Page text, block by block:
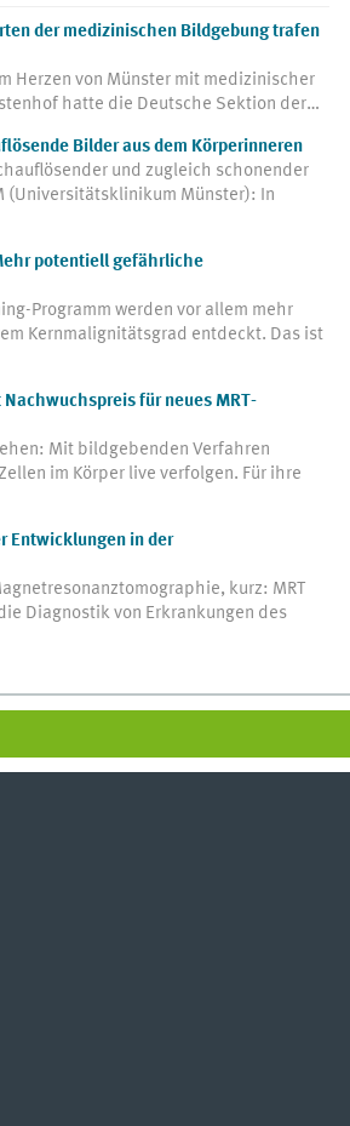
der medizinischen Bildgebung trafen
Herzen von Münster mit medizinischer
hatte die Deutsche Sektion der…
Bilder aus dem Körperinneren
und zugleich schonender
(Universitätsklinikum Münster): In
potentiell gefährliche
Programm werden vor allem mehr
Kernmalignitätsgrad entdeckt. Das ist
für neues MRT-
Mit bildgebenden Verfahren
im Körper live verfolgen. Für ihre
Entwicklungen in der
kurz: MRT
Diagnostik von Erkrankungen des